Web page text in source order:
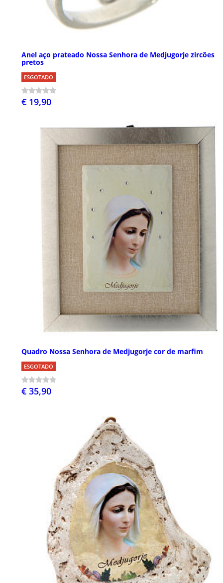
Anel aço prateado Nossa Senhora de Medjugorje zircões
pretos
ESGOTADO
€ 19,90
Quadro Nossa Senhora de Medjugorje cor de marfim
ESGOTADO
€ 35,90